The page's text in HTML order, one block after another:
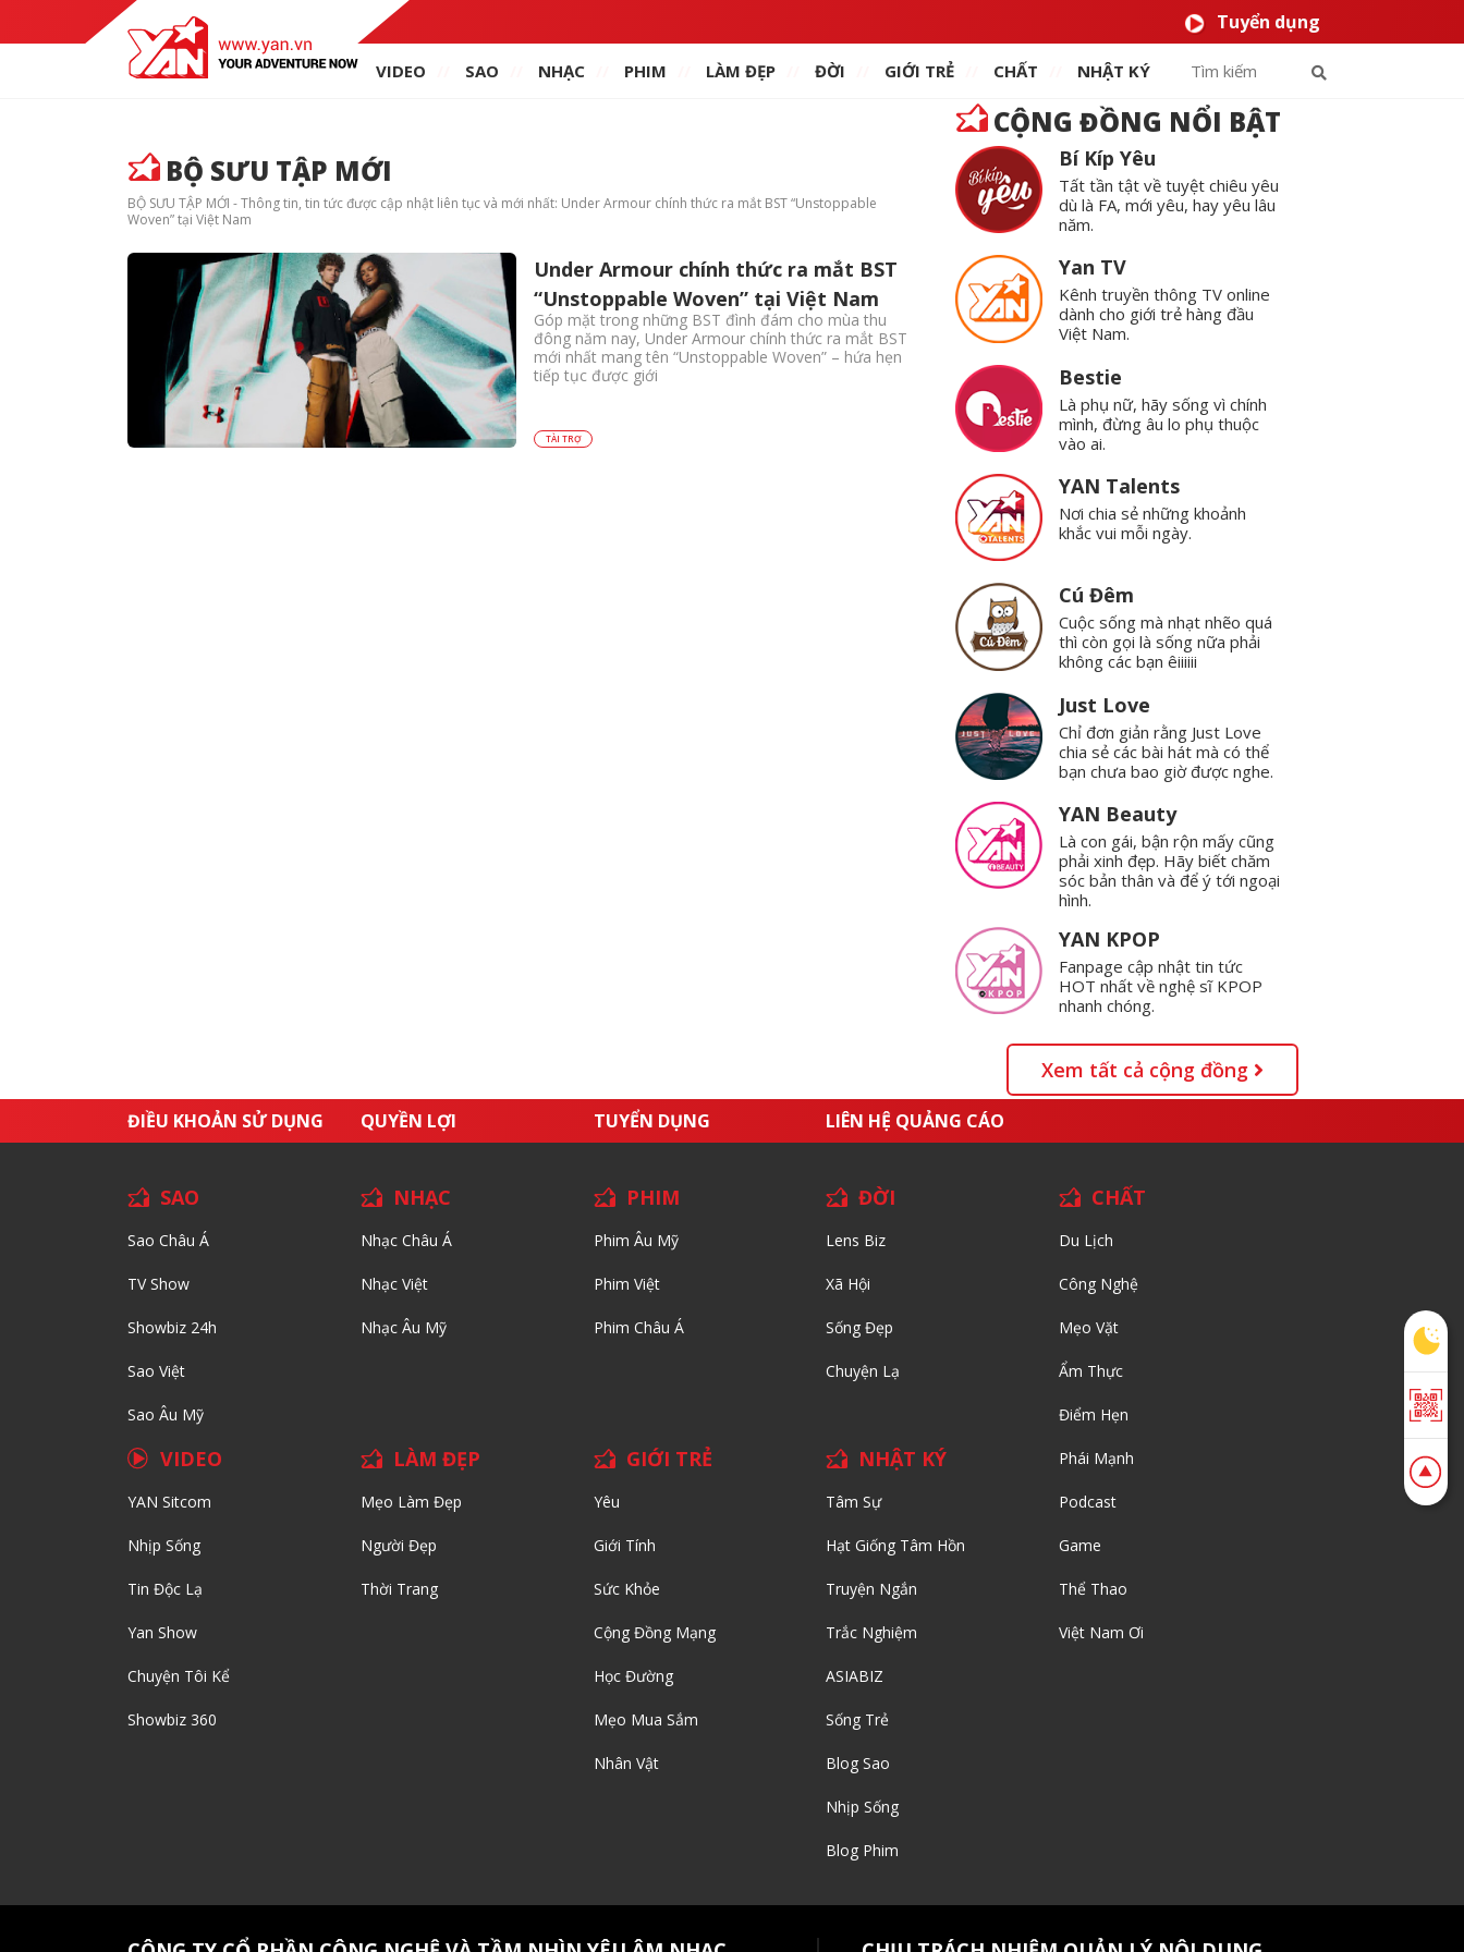
Tuyển dụng
VIDEO SAO NHẠC PHIM LÀM ĐẸP ĐỜI GIỚI TRẺ CHẤT NHẬT KÝ
BỘ SƯU TẬP MỚI
BỘ SƯU TẬP MỚI - Thông tin, tin tức được cập nhật liên tục và mới nhất: Under Armour chính thức ra mắt BST “Unstoppable
Woven” tại Việt Nam
Under Armour chính thức ra mắt BST
“Unstoppable Woven” tại Việt Nam
Góp mặt trong những BST đình đám cho mùa thu
đông năm nay, Under Armour chính thức ra mắt BST
mới nhất mang tên “Unstoppable Woven” – hứa hẹn
tiếp tục được giới
TÀI TRỢ
CỘNG ĐỒNG NỔI BẬT
Bí Kíp Yêu
Tất tần tật về tuyệt chiêu yêu
dù là FA, mới yêu, hay yêu lâu
năm.
Yan TV
Kênh truyền thông TV online
dành cho giới trẻ hàng đầu
Việt Nam.
Bestie
Là phụ nữ, hãy sống vì chính
mình, đừng âu lo phụ thuộc
vào ai.
YAN Talents
Nơi chia sẻ những khoảnh
khắc vui mỗi ngày.
Cú Đêm
Cuộc sống mà nhạt nhẽo quá
thì còn gọi là sống nữa phải
không các bạn êiiiiii
Just Love
Chỉ đơn giản rằng Just Love
chia sẻ các bài hát mà có thể
bạn chưa bao giờ được nghe.
YAN Beauty
Là con gái, bận rộn mấy cũng
phải xinh đẹp. Hãy biết chăm
sóc bản thân và để ý tới ngoại
hình.
YAN KPOP
Fanpage cập nhật tin tức
HOT nhất về nghệ sĩ KPOP
nhanh chóng.
Xem tất cả cộng đồng
ĐIỀU KHOẢN SỬ DỤNG QUYỀN LỢI TUYỂN DỤNG LIÊN HỆ QUẢNG CÁO
SAO
Sao Châu Á
TV Show
Showbiz 24h
Sao Việt
Sao Âu Mỹ
NHẠC
Nhạc Châu Á
Nhạc Việt
Nhạc Âu Mỹ
PHIM
Phim Âu Mỹ
Phim Việt
Phim Châu Á
ĐỜI
Lens Biz
Xã Hội
Sống Đẹp
Chuyện Lạ
VIDEO
YAN Sitcom
Nhịp Sống
Tin Độc Lạ
Yan Show
Chuyện Tôi Kể
Showbiz 360
LÀM ĐẸP
Mẹo Làm Đẹp
Người Đẹp
Thời Trang
GIỚI TRẺ
Yêu
Giới Tính
Sức Khỏe
Cộng Đồng Mạng
Học Đường
Mẹo Mua Sắm
Nhân Vật
NHẬT KÝ
Tâm Sự
Hạt Giống Tâm Hồn
Truyện Ngắn
Trắc Nghiệm
ASIABIZ
Sống Trẻ
Blog Sao
Nhịp Sống
Blog Phim
CHẤT
Du Lịch
Công Nghệ
Mẹo Vặt
Ẩm Thực
Điểm Hẹn
Phái Mạnh
Podcast
Game
Thể Thao
Việt Nam Ơi